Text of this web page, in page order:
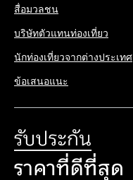
สื่อมวลชน
บริษัทตัวแทนท่องเที่ยว
นักท่องเที่ยวจากต่างประเทศ
ข้อเสนอแนะ